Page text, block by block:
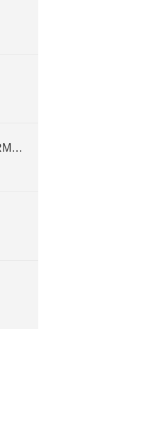
今天让我们一起来认识认识BRM膜吧